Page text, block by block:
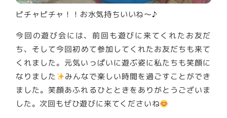
ピチャピチャ！！お水気持ちいいね～♪
今回の遊び会には、前回も遊びに来てくれたお友だ
ち、そして今回初めて参加してくれたお友だちも来て
くれました。元気いっぱいに遊ぶ姿に私たちも笑顔に
なりました みんなで楽しい時間を過ごすことができ
ました。笑顔あふれるひとときをありがとうございま
した。次回もぜひ遊びに来てくださいね